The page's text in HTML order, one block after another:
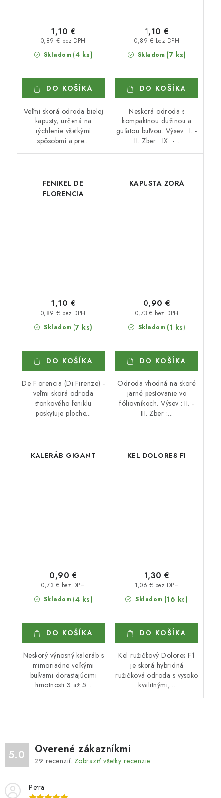
Skladom (4 ks)
0,89 € bez DPH
1,10 €
DO KOŠÍKA
Veľmi skorá odroda bielej
kapusty, určená na
rýchlenie všetkými
spôsobmi a pre...
Skladom (7 ks)
0,89 € bez DPH
1,10 €
DO KOŠÍKA
Neskorá odroda s
kompaktnou dužinou a
guľatou buľvou. Výsev : I. -
II. Zber : IX. -...
FENIKEL DE
FLORENCIA
Skladom (7 ks)
0,89 € bez DPH
1,10 €
DO KOŠÍKA
De Florencia (Di Firenze) -
veľmi skorá odroda
stonkového feniklu
poskytuje ploche...
KAPUSTA ZORA
Skladom (1 ks)
0,73 € bez DPH
0,90 €
DO KOŠÍKA
Odroda vhodná na skoré
jarné pestovanie vo
fóliovníkoch. Výsev : II. -
III. Zber :...
KALERÁB GIGANT
Skladom (4 ks)
0,73 € bez DPH
0,90 €
DO KOŠÍKA
Neskorý výnosný kaleráb s
mimoriadne veľkými
buľvami dorastajúcimi
hmotnosti 3 až 5...
KEL DOLORES F1
Skladom (16 ks)
1,06 € bez DPH
1,30 €
DO KOŠÍKA
Kel ružičkový Dolores F1
je skorá hybridná
ružičková odroda s vysoko
kvalitnými,...
5.0 Overené zákazníkmi
29 recenzií. Zobraziť všetky recenzie
Petra